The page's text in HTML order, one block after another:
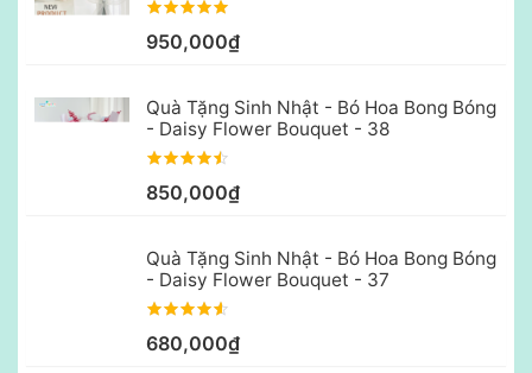
950,000₫
Quà Tặng Sinh Nhật - Bó Hoa Bong Bóng
- Daisy Flower Bouquet - 38
850,000₫
Quà Tặng Sinh Nhật - Bó Hoa Bong Bóng
- Daisy Flower Bouquet - 37
680,000₫